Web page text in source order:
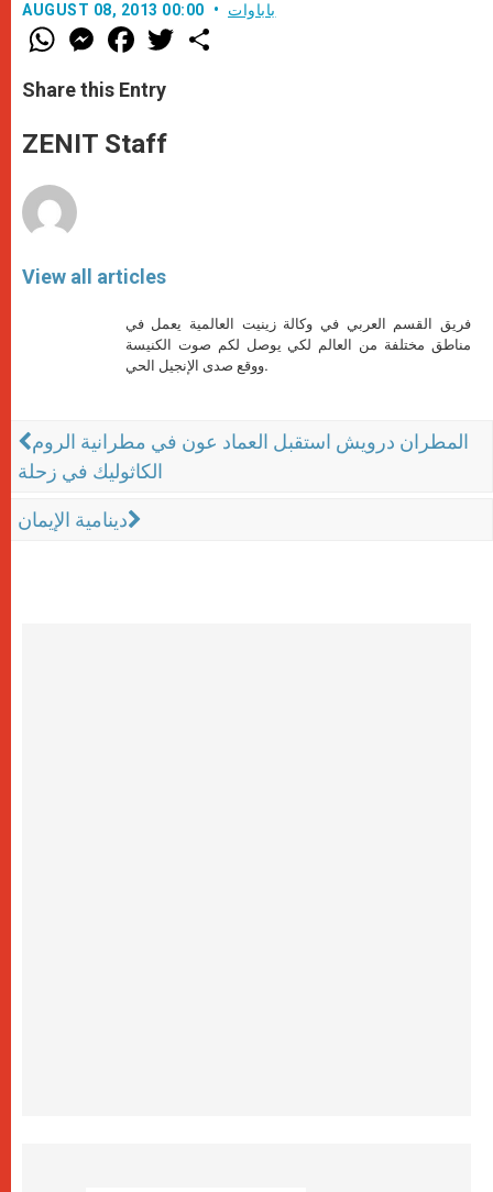
AUGUST 08, 2013 00:00 باباوات
W
h
t
s
p
p
M
e
s
e
g
e
F
a
e
b
o
k
w
Share this Entry
ZENIT Staff
View all articles
فريق القسم العربي في وكالة زينيت العالمية يعمل في
مناطق مختلفة من العالم لكي يوصل لكم صوت الكنيسة
ووقع صدى الإنجيل الحي.
المطران درويش استقبل العماد عون في مطرانية الروم
الكاثوليك في زحلة
دينامية الإيمان